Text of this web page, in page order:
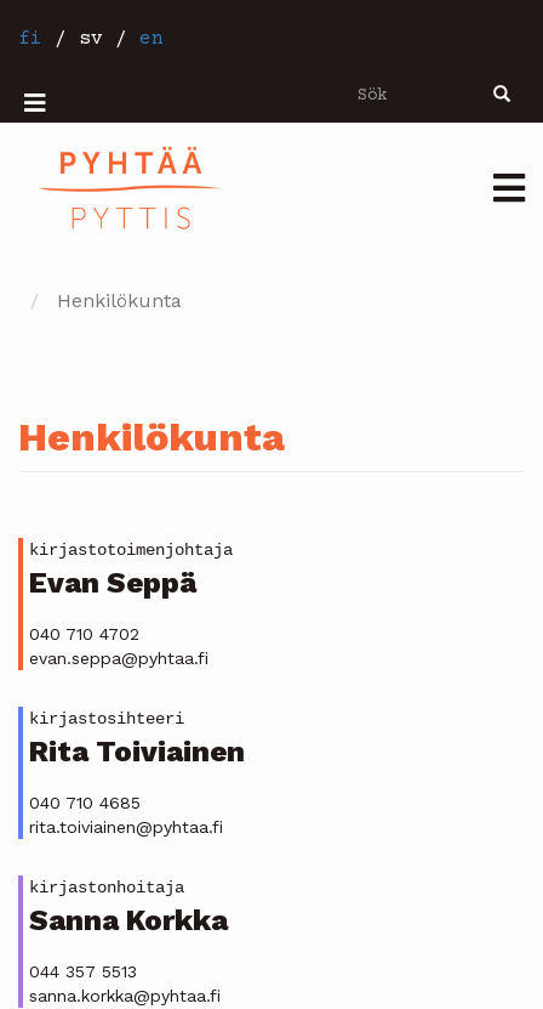
tillfi / sv / en
Sök Sök
Mobiilivalikko
Henkilökunta
Henkilökunta
kirjastotoimenjohtaja
Evan Seppä
040 710 4702
evan.seppa@pyhtaa.fi
kirjastosihteeri
Rita Toiviainen
040 710 4685
rita.toiviainen@pyhtaa.fi
kirjastonhoitaja
Sanna Korkka
044 357 5513
sanna.korkka@pyhtaa.fi